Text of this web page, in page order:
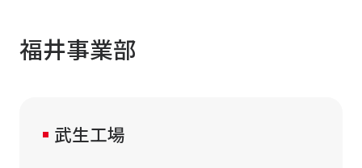
福井事業部
武生工場